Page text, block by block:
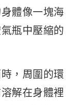
體像一塊海
瓶中壓縮的
，周圍的環
解在身體裡